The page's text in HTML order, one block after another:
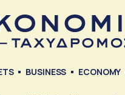
BUSINESS ECONOMY